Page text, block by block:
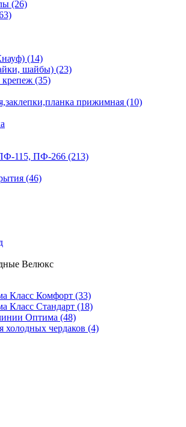
(26)
(14)
шайбы) (23)
(35)
прижимная (10)
115, ПФ-266 (213)
(46)
Велюкс
Класс Комфорт (33)
Класс Стандарт (18)
Оптима (48)
чердаков (4)